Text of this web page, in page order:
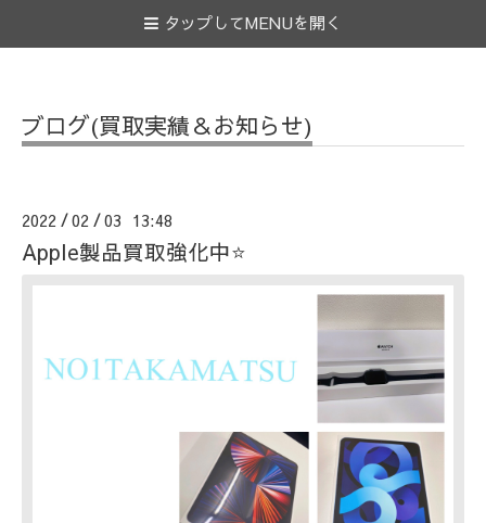
タップしてMENUを開く
ブログ(買取実績＆お知らせ)
2022 /02 /03 13:48
Apple製品買取強化中⭐️